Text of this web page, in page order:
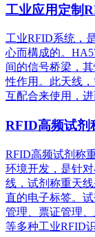
工业应用定制
工业RFID系统，
心而構成的。
间的信号桥梁，
性作用。此天线
互配合来使用，
RFID高频试剂
RFID高频试剂称
环境开发，是针
线，试剂称重天
直的电子标签。
管理、票证管理
等多种工业RFID